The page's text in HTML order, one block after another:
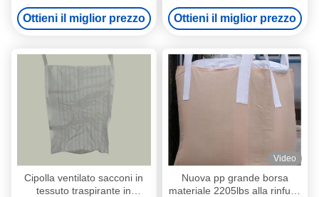
rinfusa del sacco della borsa
FIBC X 35" X 47"
Ottieni il miglior prezzo
borsa flessibile del
contenitore di progettazione
tubolare innovatrice del
Ottieni il miglior prezzo
Cipolla ventilato sacconi in
tessuto traspirante in
Video
Nuova pp grande borsa
materiale 2205lbs alla rinfusa